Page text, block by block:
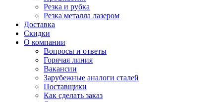
Резка и рубка
Резка металла лазером
Доставка
Скидки
О компании
Вопросы и ответы
Горячая линия
Вакансии
Зарубежные аналоги сталей
Поставщики
Как сделать заказ